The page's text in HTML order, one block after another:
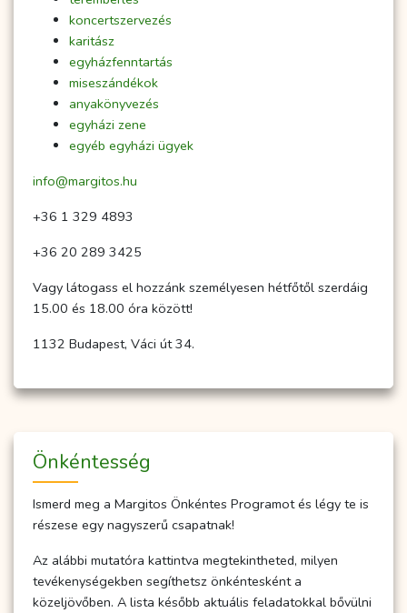
koncertszervezés
karitász
egyházfenntartás
miseszándékok
anyakönyvezés
egyházi zene
egyéb egyházi ügyek
info@margitos.hu
+36 1 329 4893
+36 20 289 3425
Vagy látogass el hozzánk személyesen hétfőtől szerdáig
15.00 és 18.00 óra között!
1132 Budapest, Váci út 34.
Önkéntesség
Ismerd meg a Margitos Önkéntes Programot és légy te is
részese egy nagyszerű csapatnak!
Az alábbi mutatóra kattintva megtekintheted, milyen
tevékenységekben segíthetsz önkéntesként a
közeljövőben. A lista később aktuális feladatokkal bővülni